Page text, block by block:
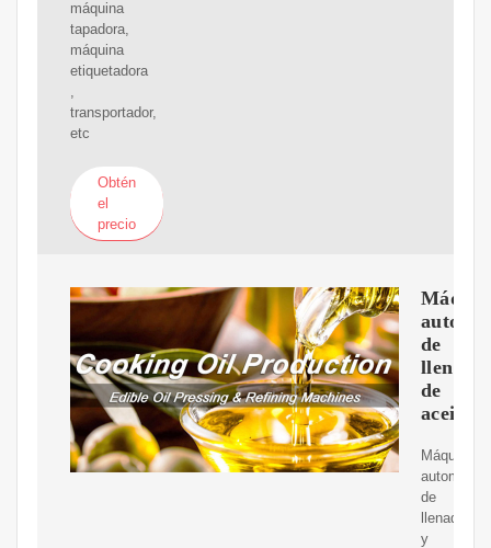
máquina
tapadora,
máquina
etiquetadora
,
transportador,
etc
Obtén
el
precio
de
de
aceite
Máquina
automática
de
llenado
y